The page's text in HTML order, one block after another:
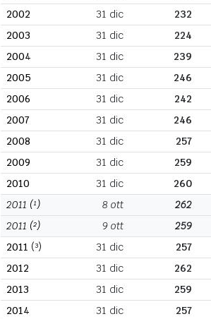
2002
31 dic 232
2003
31 dic 224
2004
31 dic 239
2005
31 dic 246
2006
31 dic 242
2007
31 dic 246
2008
31 dic 257
2009
31 dic 259
2010
31 dic 260
2011 (¹) 8 ott 262
2011 (²) 9 ott 259
2011 (³) 31 dic 257
2012
31 dic 262
2013
31 dic 259
2014
31 dic 257